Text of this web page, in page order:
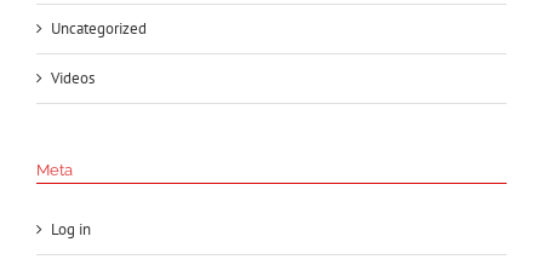
Uncategorized
Videos
Meta
Log in